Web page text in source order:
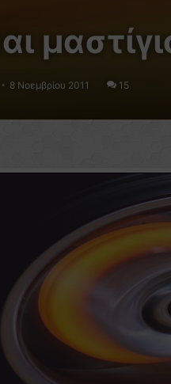
8 Νοεμβρίου 2011 15